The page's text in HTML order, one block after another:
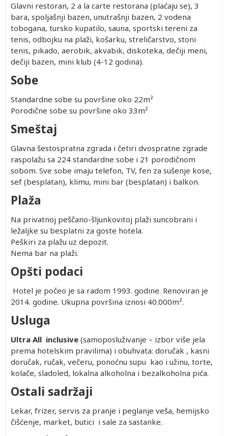
Glavni restoran, 2 a la carte restorana (plaćaju se), 3
bara, spoljašnji bazen, unutrašnji bazen, 2 vodena
tobogana, tursko kupatilo, sauna, sportski tereni za
tenis, odbojku na plaži, košarku, streličarstvo, stoni
tenis, pikado, aerobik, akvabik, diskoteka, dečiji meni,
dečiji bazen, mini klub (4-12 godina).
Sobe
Standardne sobe su površine oko 22m²
Porodične sobe su površine oko 33m²
Smeštaj
Glavna šestospratna zgrada i četiri dvospratne zgrade
raspolažu sa 224 standardne sobe i 21 porodičnom
sobom. Sve sobe imaju telefon, TV, fen za sušenje kose,
sef (besplatan), klimu, mini bar (besplatan) i balkon.
Plaža
Na privatnoj peščano-šljunkovitoj plaži suncobrani i
ležaljke su besplatni za goste hotela.
Peškiri za plažu uz depozit.
Nema bar na plaži.
Opšti podaci
Hotel je počeo je sa radom 1993. godine. Renoviran je
2014. godine. Ukupna površina iznosi 40.000m².
Usluga
Ultra All inclusive (samoposluživanje – izbor više jela
prema hotelskim pravilima) i obuhvata: doručak , kasni
doručak, ručak, večeru, ponoćnu supu kao i užinu, torte,
kolače, sladoled, lokalna alkoholna i bezalkoholna pića.
Ostali sadržaji
Lekar, frizer, servis za pranje i peglanje veša, hemijsko
čišćenje, market, butici i sale za sastanke.